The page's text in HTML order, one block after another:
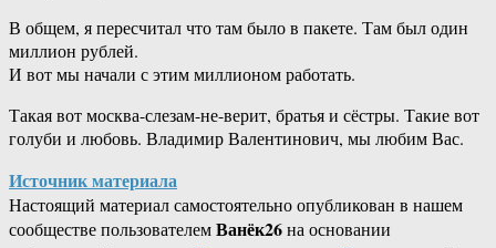
В общем, я пересчитал что там было в пакете. Там был один
миллион рублей.
И вот мы начали с этим миллионом работать.
Такая вот москва-слезам-не-верит, братья и сёстры. Такие вот
голуби и любовь. Владимир Валентинович, мы любим Вас.
Источник материала
Настоящий материал самостоятельно опубликован в нашем
сообществе пользователемВанёк26на основании